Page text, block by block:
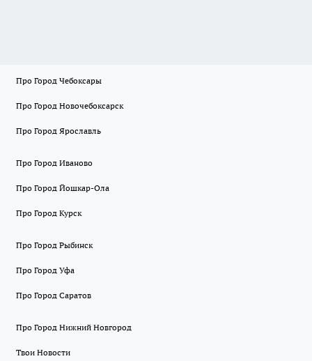
Про Город Чебоксары
Про Город Новочебоксарск
Про Город Ярославль
Про Город Иваново
Про Город Йошкар-Ола
Про Город Курск
Про Город Рыбинск
Про Город Уфа
Про Город Саратов
Про Город Нижний Новгород
Твои Новости